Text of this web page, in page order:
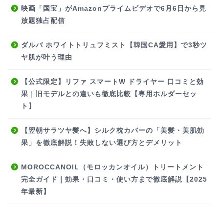
映画「国宝」がAmazonプライムビデオで6月6日から見
放題独占配信
ダルバ ホワイトトリュフミスト【韓国CA愛用】で3秒ツ
ヤ肌が叶う理由
【公式限定】リファ スマートW ドライヤー 口コミと効
果｜旧モデルとの違いも徹底比較【専用ホルダーセッ
ト】
【翌朝サラツヤ髪へ】シルク枕カバーの「美髪・美肌効
果」を徹底解説！失敗しない選び方とデメリット
MOROCCANOIL（モロッカンオイル）トリートメント
完全ガイド｜効果・口コミ・使い方まで徹底解説【2025
年最新】